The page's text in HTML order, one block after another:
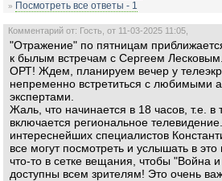
» Посмотреть все ответы - 1
Комментарий от: Гость, от 11-03-2025 11:05,
"Отражение" по пятницам
к былым встречам с Сергеем
ОРТ! Ждем, планируем вечер у
непременно встретиться с любимыми
экспертами.
Жаль, что начинается в 18 часов, т.е. в
включается региональное
интереснейших специалистов
все могут посмотреть и услышать в
что-то в сетке вещания, чтобы "Война
доступны всем зрителям! Это очень